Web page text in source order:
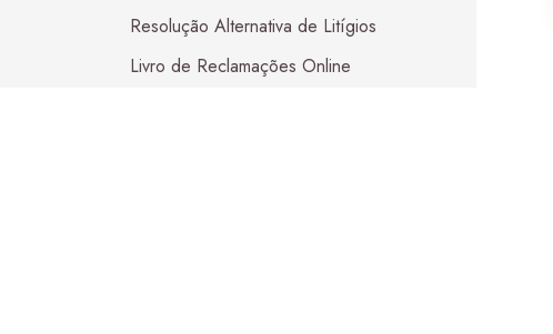
Cottage Verde
Resolução Alternativa de Litígios
Livro de Reclamações Online